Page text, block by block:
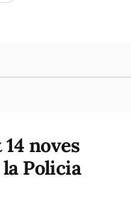
noves
Policia